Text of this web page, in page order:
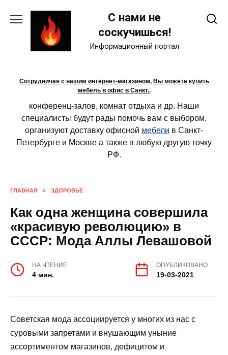
С нами не
соскучишься!
Информационный портал
Сотрудничая с нашим интернет-магазином, Вы можете купить
мебель в офис в Санкт..
конференц-залов, комнат отдыха и др. Наши
специалисты будут рады помочь вам с выбором,
организуют доставку офисной мебели в Санкт-
Петербурге и Москве а также в любую другую точку
РФ.
ГЛАВНАЯ » ЗДОРОВЬЕ
Как одна женщина совершила
«красивую революцию» в
СССР: Мода Аллы Левашовой
НА ЧТЕНИЕ
4 мин.
ОПУБЛИКОВАНО
19-03-2021
Советская мода ассоциируется у многих из нас с
суровыми запретами и внушающим уныние
ассортиментом магазинов, дефицитом и